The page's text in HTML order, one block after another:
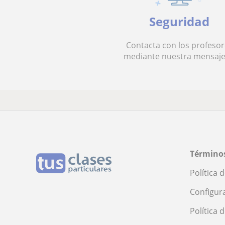
Seguridad
Contacta con los
mediante nuestra
Política
Política